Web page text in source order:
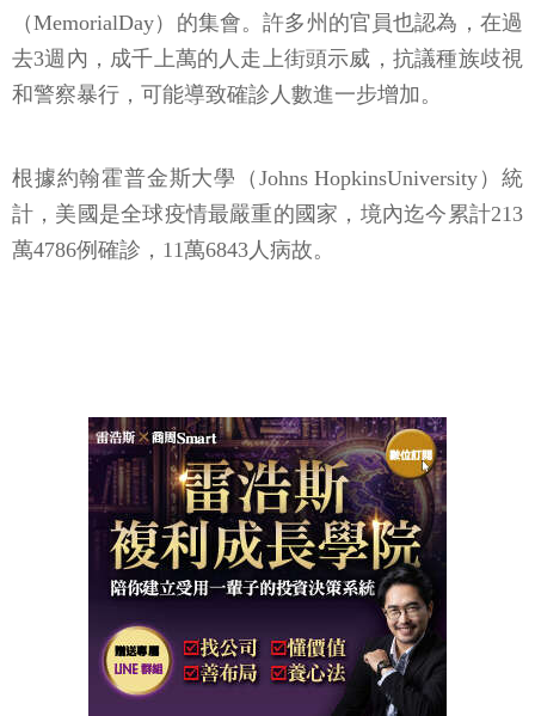
（MemorialDay）的集會。許多州的官員也認為，在過
去3週內，成千上萬的人走上街頭示威，抗議種族歧視
和警察暴行，可能導致確診人數進一步增加。
根據約翰霍普金斯大學（Johns HopkinsUniversity）統
計，美國是全球疫情最嚴重的國家，境內迄今累計213
萬4786例確診，11萬6843人病故。